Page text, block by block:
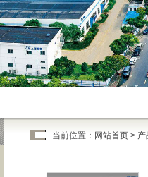
当前位置： 网站首页 > 产